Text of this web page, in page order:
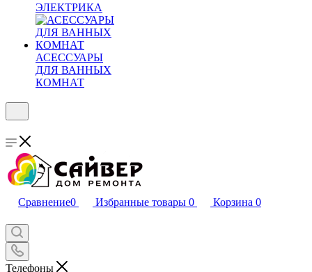
ЭЛЕКТРИКА
АСЕССУАРЫ
ДЛЯ ВАННЫХ
КОМНАТ
Сравнение0 Избранные товары 0 Корзина 0
Телефоны